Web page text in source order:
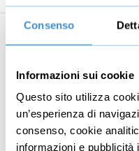
Consenso
Informazioni sui cookie
Questo sito utilizza
un’esperienza di
consenso, cookie
informazioni e pubblicità
Mindset imprenditoriale
Imprenditoria
Risorse Umane
Vendita